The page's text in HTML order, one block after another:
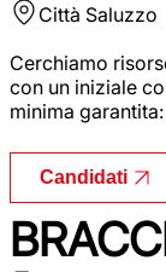
Città Saluzzo
Cerchiamo
con un iniziale
minima
Candidati